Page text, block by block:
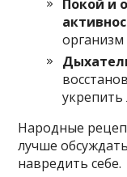
Покой и
укрепить
Народные
лучше
навредить себе.